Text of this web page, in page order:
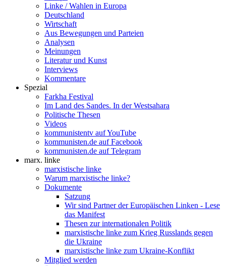
Linke / Wahlen in Europa
Deutschland
Wirtschaft
Aus Bewegungen und Parteien
Analysen
Meinungen
Literatur und Kunst
Interviews
Kommentare
Spezial
Farkha Festival
Im Land des Sandes. In der Westsahara
Politische Thesen
Videos
kommunistentv auf YouTube
kommunisten.de auf Facebook
kommunisten.de auf Telegram
marx. linke
marxistische linke
Warum marxistische linke?
Dokumente
Satzung
Wir sind Partner der Europäischen Linken - Lese
das Manifest
Thesen zur internationalen Politik
marxistische linke zum Krieg Russlands gegen
die Ukraine
marxistische linke zum Ukraine-Konflikt
Mitglied werden